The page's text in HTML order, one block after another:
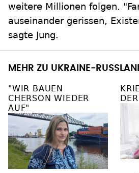
weitere Millionen folgen.
auseinander gerissen,
sagte Jung.
MEHR ZU UKRAINE-
"WIR BAUEN
CHERSON WIEDER
AUF"